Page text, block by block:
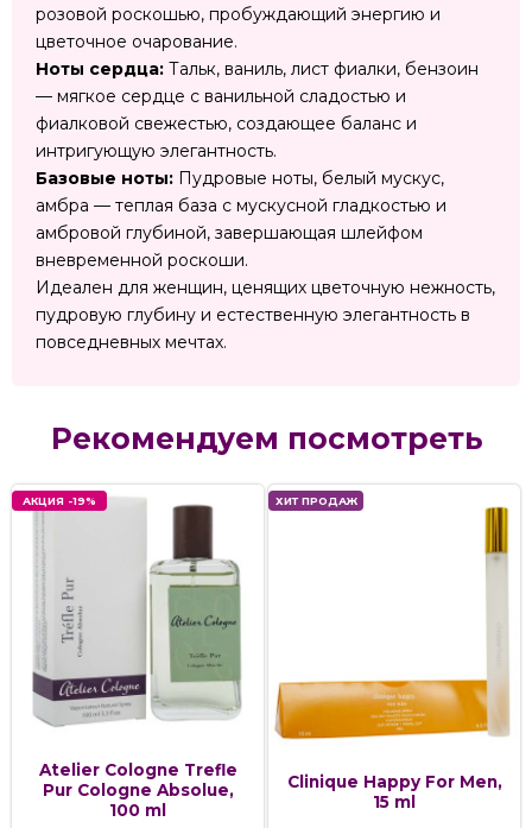
розовой роскошью, пробуждающий энергию и
цветочное очарование.
Ноты сердца: Тальк, ваниль, лист фиалки, бензоин
— мягкое сердце с ванильной сладостью и
фиалковой свежестью, создающее баланс и
интригующую элегантность.
Базовые ноты: Пудровые ноты, белый мускус,
амбра — теплая база с мускусной гладкостью и
амбровой глубиной, завершающая шлейфом
вневременной роскоши.
Идеален для женщин, ценящих цветочную нежность,
пудровую глубину и естественную элегантность в
повседневных мечтах.
Рекомендуем посмотреть
АКЦИЯ -19%
Atelier Cologne Trefle
Pur Cologne Absolue,
100 ml
ХИТ ПРОДАЖ
Clinique Happy For Men,
15 ml